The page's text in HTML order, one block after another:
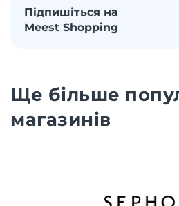
Підпишіться на
Meest Shopping
Ще більше
магазинів